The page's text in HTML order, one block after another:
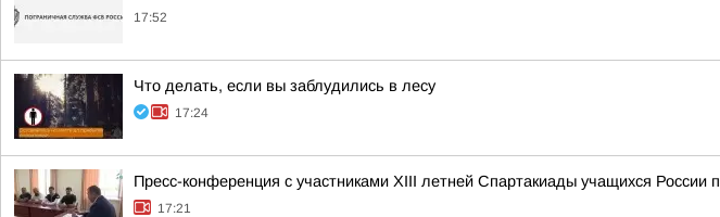
17:52
Что делать, если вы заблудились в лесу
17:24
Пресс-конференция с участниками XIII летней Спартакиады учащихся
17:21